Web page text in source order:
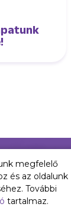
Jelenünk
megfelelő
és az oldalunk
További
tartalmaz.